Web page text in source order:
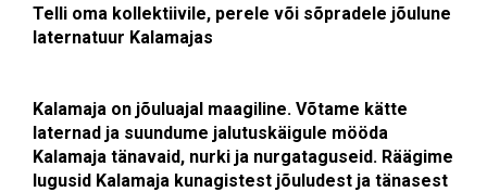
Telli oma kollektiivile, perele või sõpradele jõulune
laternatuur Kalamajas
Kalamaja on jõuluajal maagiline. Võtame kätte
laternad ja suundume jalutuskäigule mööda
Kalamaja tänavaid, nurki ja nurgataguseid. Räägime
lugusid Kalamaja kunagistest jõuludest ja tänasest